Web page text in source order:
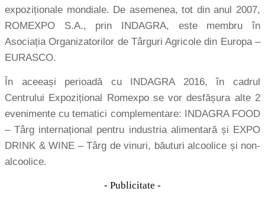
expoziționale mondiale. De asemenea, tot din anul 2007,
ROMEXPO S.A., prin INDAGRA, este membru în
Asociația Organizatorilor de Târguri Agricole din Europa –
EURASCO.
În aceeași perioadă cu INDAGRA 2016, în cadrul
Centrului Expozițional Romexpo se vor desfășura alte 2
evenimente cu tematici complementare: INDAGRA FOOD
– Târg internațional pentru industria alimentară și EXPO
DRINK & WINE – Târg de vinuri, băuturi alcoolice și non-
alcoolice.
- Publicitate -